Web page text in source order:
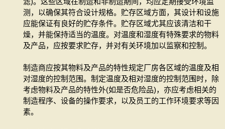
测，以确保其符合设计规格。贮存区域方面，其设计和设施
应能保证有良好的贮存条件。贮存区域尤其应该清洁和干
燥，并能保持适当的温度。对温度和湿度有特殊要求的物料
及产品，应按要求贮存，并对有关环境加以监察和控制。
制造商应按其物料及产品的特性规定厂房各区域的温度及相
对湿度的控制范围。制定温度及相对湿度的控制范围时，除
考虑物料及产品的特性外(如是否危险品)，亦应考虑相关的
制造程序、设备的操作要求，以及员工的工作环境要求等因
素。